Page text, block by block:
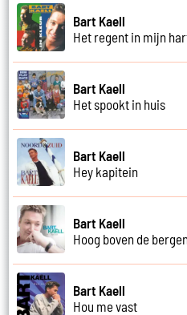
Bart Kaell
Het regent in mijn
Bart Kaell
Het spookt in huis
Bart Kaell
Hey kapitein
Bart Kaell
Hoog boven de
Bart Kaell
Hou me vast